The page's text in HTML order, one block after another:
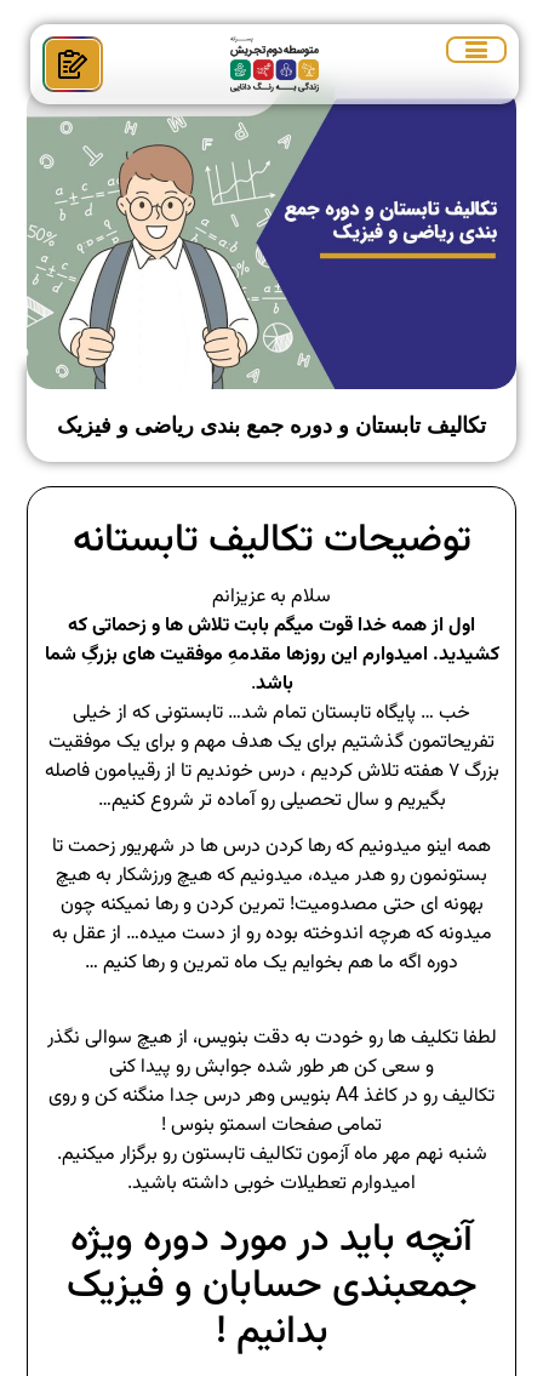
تکالیف تابستان و دوره جمع بندی ریاضی و فیزیک
توضیحات تکالیف تابستانه
سلام به عزیزانم
اول از همه خدا قوت میگم بابت تلاش ها و زحماتی که
کشیدید. امیدوارم این روزها مقدمهِ موفقیت های بزرگِ شما
باشد.
خب … پایگاه تابستان تمام شد… تابستونی که از خیلی
تفریحاتمون گذشتیم برای یک هدف مهم و برای یک موفقیت
بزرگ ۷ هفته تلاش کردیم ، درس خوندیم تا از رقیبامون فاصله
بگیریم و سال تحصیلی رو آماده تر شروع کنیم…
همه اینو میدونیم که رها کردن درس ها در شهریور زحمت تا
بستونمون رو هدر میده، میدونیم که هیچ ورزشکار به هیچ
بھونه ای حتی مصدومیت! تمرین کردن و رها نمیکنه چون
میدونه که هرچه اندوخته بوده رو از دست میده… از عقل به
دوره اگه ما هم بخوایم یک ماه تمرین و رها کنیم …
لطفا تکلیف ها رو خودت به دقت بنویس، از هیچ سوالی نگذر
و سعی کن هر طور شده جوابش رو پیدا کنی
تکالیف رو در کاغذ A4 بنويس وهر درس جدا منگنه کن و روی
تمامی صفحات اسمتو بنوس !
شنبه نهم مهر ماه آزمون تکالیف تابستون رو برگزار میکنیم.
امیدوارم تعطیلات خوبی داشته باشید.
آنچه باید در مورد دوره ویژه
جمعبندی حسابان و فیزیک
بدانیم !